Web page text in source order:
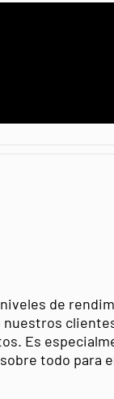
de
nuestros
Es
todo para